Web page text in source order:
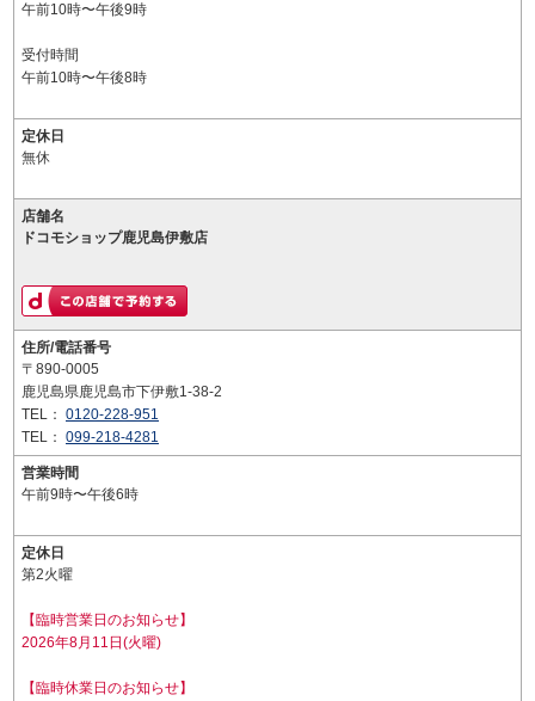
午前10時〜午後9時
受付時間
午前10時〜午後8時
定休日
無休
店舗名
ドコモショップ鹿児島伊敷店
住所/電話番号
〒890-0005
鹿児島県鹿児島市下伊敷1-38-2
TEL： 0120-228-951
TEL： 099-218-4281
営業時間
午前9時〜午後6時
定休日
第2火曜
【臨時営業日のお知らせ】
2026年8月11日(火曜)
【臨時休業日のお知らせ】